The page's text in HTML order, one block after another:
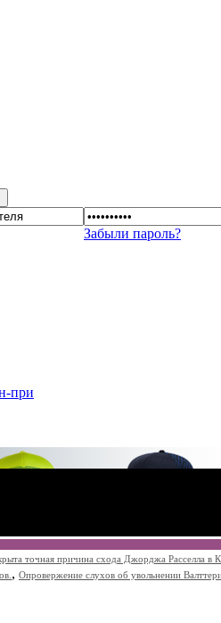
Забыли пароль?
при
точная причина схода Джорджа Расселла в
, Опровержение слухов об увольнении